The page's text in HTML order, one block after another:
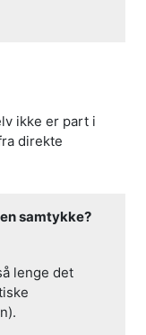
ikke er part i
direkte
samtykke?
lenge det